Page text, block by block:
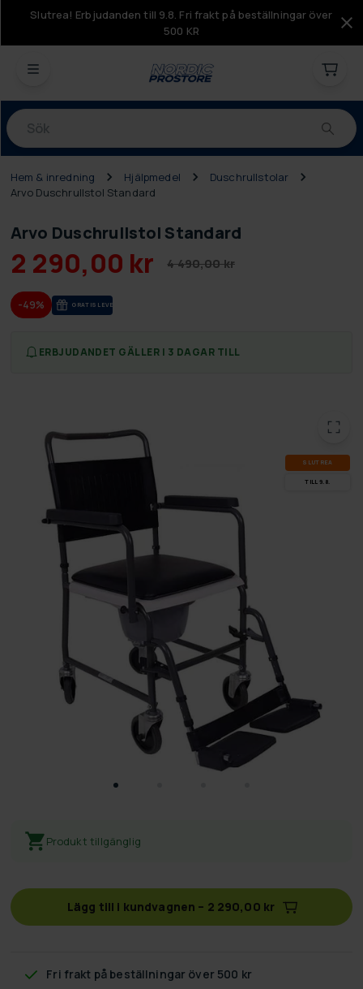
Slutrea! Erbjudanden till 9.8. Fri frakt på beställningar över
500 KR
Produkter
Hem & inredning Hjälpmedel
Duschrullstolar
Arvo Duschrullstol Standard
Arvo Duschrullstol Standard
2 290,00 kr 4 490,00 kr
-49% GRA­TIS LE­VE­RANS
ERBJUDANDET GÄLLER I 3 DAGAR TILL
SLUT­REA
TILL 9.8.
Produkt tillgänglig
Lägg till i kundvagnen – 2 290,00 kr
Fri frakt på beställningar över 500 kr